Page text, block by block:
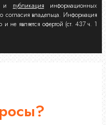
и публикация информационных
согласия владельца. Информация
не является офертой (ст. 437 ч. 1